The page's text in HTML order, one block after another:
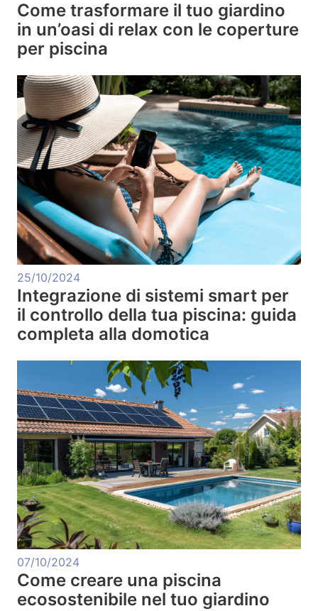
Come trasformare il tuo giardino
in un’oasi di relax con le coperture
per piscina
25/10/2024
Integrazione di sistemi smart per
il controllo della tua piscina: guida
completa alla domotica
07/10/2024
Come creare una piscina
ecosostenibile nel tuo giardino